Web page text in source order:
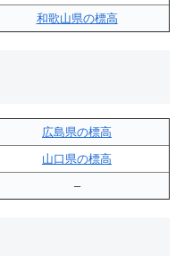
和歌山県の標高
広島県の標高
山口県の標高
–